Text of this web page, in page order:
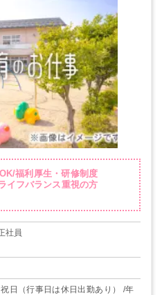
福利厚生・研修制度
イフバランス重視の方
社員
日（行事日は休日出勤あり） /年